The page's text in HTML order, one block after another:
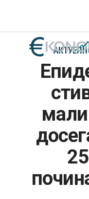
АКТУЕЛНО
ЕКОНОМИЈА
ФИНАНСИИ
БАНКАРСТВО
ЖИВОТ